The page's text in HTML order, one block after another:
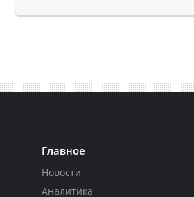
Главное
Новости
Аналитика